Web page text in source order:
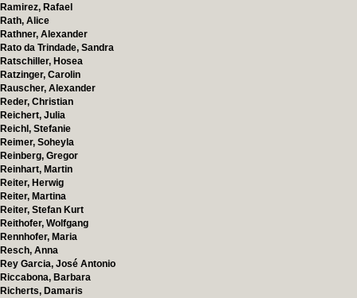
Ramirez, Rafael
Rath, Alice
Rathner, Alexander
Rato da Trindade, Sandra
Ratschiller, Hosea
Ratzinger, Carolin
Rauscher, Alexander
Reder, Christian
Reichert, Julia
Reichl, Stefanie
Reimer, Soheyla
Reinberg, Gregor
Reinhart, Martin
Reiter, Herwig
Reiter, Martina
Reiter, Stefan Kurt
Reithofer, Wolfgang
Rennhofer, Maria
Resch, Anna
Rey Garcia, José Antonio
Riccabona, Barbara
Richerts, Damaris